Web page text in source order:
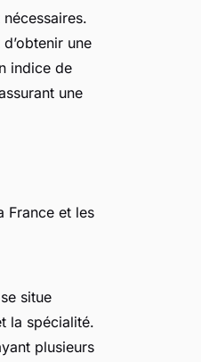
nécessaires.
une
indice de
une
France et les
situe
la spécialité.
plusieurs